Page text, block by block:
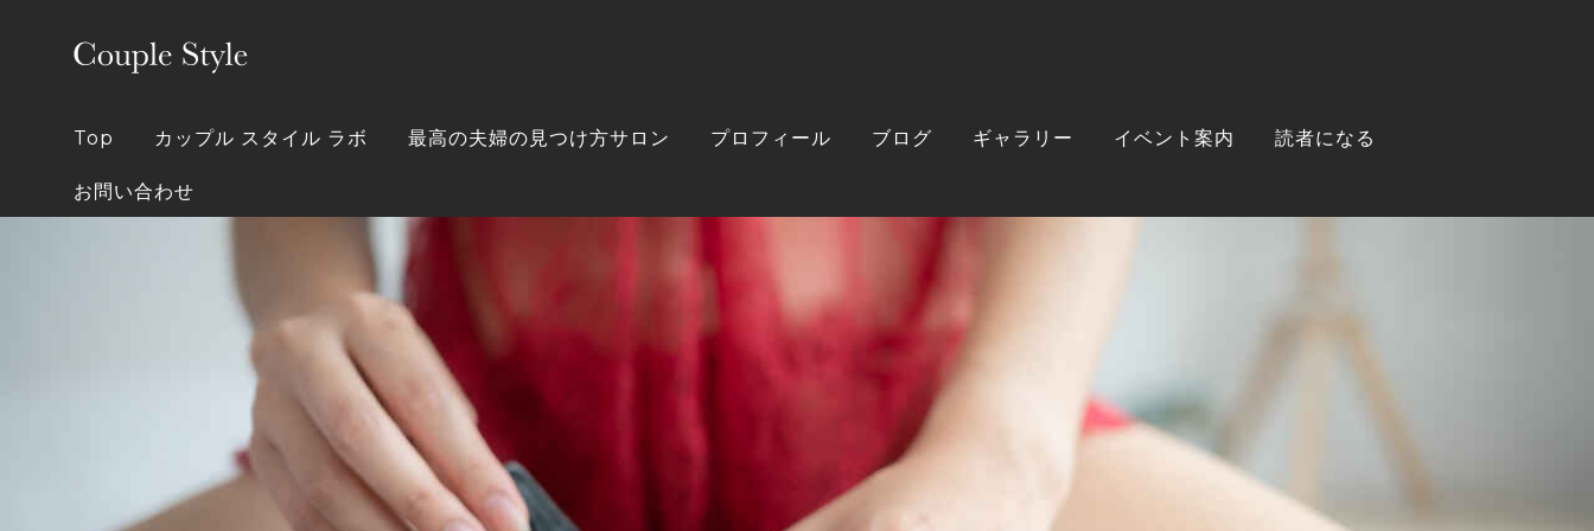
Top カップル スタイル ラボ 最高の夫婦の見つけ方サロン プロフィール ブログ ギャラリー イベント案内 読者になる
お問い合わせ